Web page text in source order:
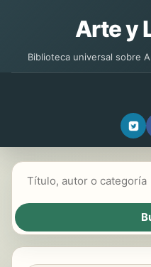
Arte y
Biblioteca universal sobre